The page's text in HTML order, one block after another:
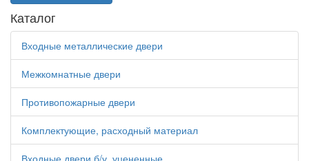
Каталог
Входные металлические двери
Межкомнатные двери
Противопожарные двери
Комплектующие, расходный материал
Входные двери б/у, уцененные